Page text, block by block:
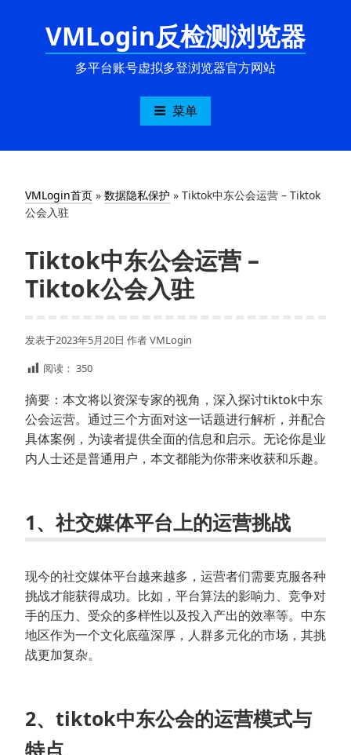
VMLogin反检测浏览器
多平台账号虚拟多登浏览器官方网站
菜单
VMLogin首页 » 数据隐私保护 » Tiktok中东公会运营 – Tiktok
公会入驻
Tiktok中东公会运营 –
Tiktok公会入驻
发表于2023年5月20日 作者VMLogin
阅读： 350
摘要：本文将以资深专家的视角，深入探讨tiktok中东
公会运营。通过三个方面对这一话题进行解析，并配合
具体案例，为读者提供全面的信息和启示。无论你是业
内人士还是普通用户，本文都能为你带来收获和乐趣。
1、社交媒体平台上的运营挑战
现今的社交媒体平台越来越多，运营者们需要克服各种
挑战才能获得成功。比如，平台算法的影响力、竞争对
手的压力、受众的多样性以及投入产出的效率等。中东
地区作为一个文化底蕴深厚，人群多元化的市场，其挑
战更加复杂。
2、tiktok中东公会的运营模式与
特点